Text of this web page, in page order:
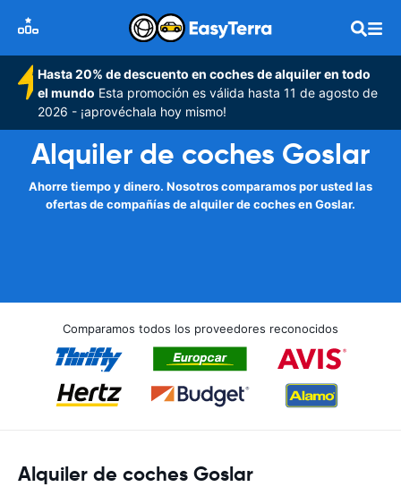
Hasta 20% de descuento en coches de alquiler en todo
el mundo Esta promoción es válida hasta 11 de agosto de
2026 - ¡aprovéchala hoy mismo!
Alquiler de coches Goslar
Ahorre tiempo y dinero. Nosotros comparamos por usted las
ofertas de compañías de alquiler de coches en Goslar.
Comparamos todos los proveedores reconocidos
Alquiler de coches Goslar